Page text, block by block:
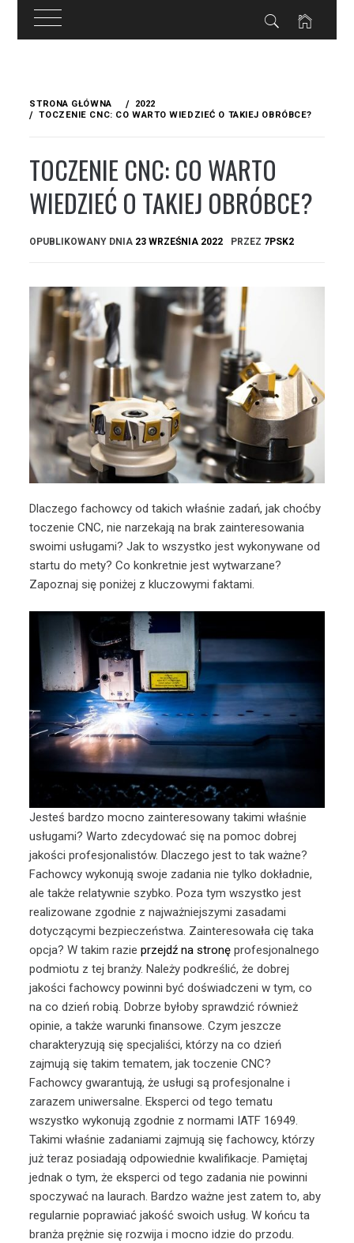
treści
STRONA GŁÓWNA
2022
TOCZENIE CNC: CO WARTO WIEDZIEĆ O TAKIEJ OBRÓBCE?
TOCZENIE CNC: CO WARTO
WIEDZIEĆ O TAKIEJ OBRÓBCE?
OPUBLIKOWANY DNIA 23 WRZEŚNIA 2022 PRZEZ 7PSK2
Dlaczego fachowcy od takich właśnie zadań, jak choćby
toczenie CNC, nie narzekają na brak zainteresowania
swoimi usługami? Jak to wszystko jest wykonywane od
startu do mety? Co konkretnie jest wytwarzane?
Zapoznaj się poniżej z kluczowymi faktami.
Jesteś bardzo mocno zainteresowany takimi właśnie
usługami? Warto zdecydować się na pomoc dobrej
jakości profesjonalistów. Dlaczego jest to tak ważne?
Fachowcy wykonują swoje zadania nie tylko dokładnie,
ale także relatywnie szybko. Poza tym wszystko jest
realizowane zgodnie z najważniejszymi zasadami
dotyczącymi bezpieczeństwa. Zainteresowała cię taka
opcja? W takim razieprzejdź na stronę profesjonalnego
podmiotu z tej branży. Należy podkreślić, że dobrej
jakości fachowcy powinni być doświadczeni w tym, co
na co dzień robią. Dobrze byłoby sprawdzić również
opinie, a także warunki finansowe. Czym jeszcze
charakteryzują się specjaliści, którzy na co dzień
zajmują się takim tematem, jak toczenie CNC?
Fachowcy gwarantują, że usługi są profesjonalne i
zarazem uniwersalne. Eksperci od tego tematu
wszystko wykonują zgodnie z normami IATF 16949.
Takimi właśnie zadaniami zajmują się fachowcy, którzy
już teraz posiadają odpowiednie kwalifikacje. Pamiętaj
jednak o tym, że eksperci od tego zadania nie powinni
spoczywać na laurach. Bardzo ważne jest zatem to, aby
regularnie poprawiać jakość swoich usług. W końcu ta
branża prężnie się rozwija i mocno idzie do przodu.